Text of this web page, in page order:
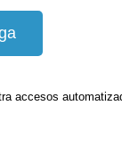
accesos